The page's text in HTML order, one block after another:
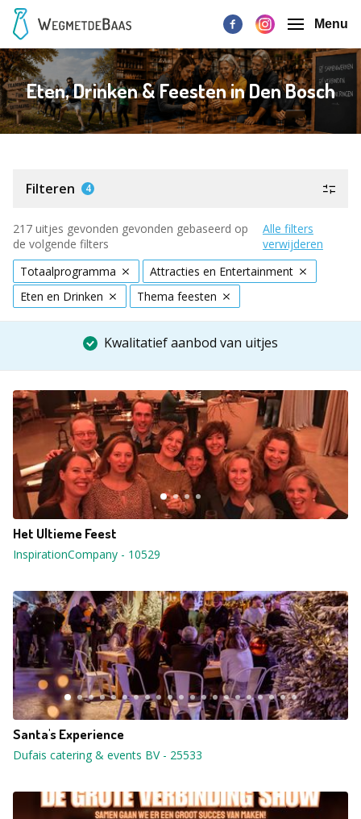
Menu
Eten, Drinken & Feesten in Den Bosch
Filteren 4
217 uitjes gevonden gevonden gebaseerd op
de volgende filters
Alle filters
verwijderen
Totaalprogramma
Attracties en Entertainment
Eten en Drinken
Thema feesten
Kwalitatief aanbod van uitjes
Het Ultieme Feest
InspirationCompany - 10529
Santa's Experience
Dufais catering & events BV- 25533